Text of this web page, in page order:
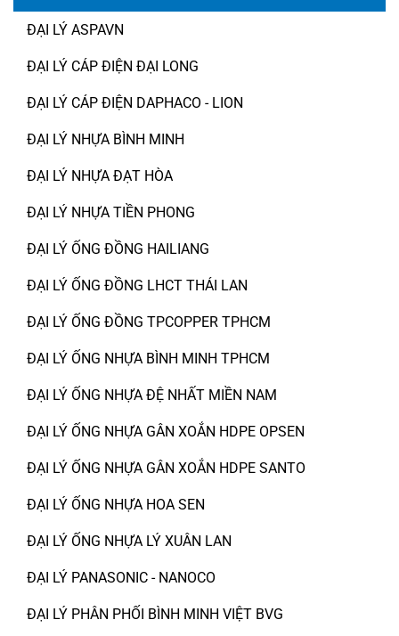
ĐẠI LÝ ASPAVN
ĐẠI LÝ CÁP ĐIỆN ĐẠI LONG
ĐẠI LÝ CÁP ĐIỆN DAPHACO - LION
ĐẠI LÝ NHỰA BÌNH MINH
ĐẠI LÝ NHỰA ĐẠT HÒA
ĐẠI LÝ NHỰA TIỀN PHONG
ĐẠI LÝ ỐNG ĐỒNG HAILIANG
ĐẠI LÝ ỐNG ĐỒNG LHCT THÁI LAN
ĐẠI LÝ ỐNG ĐỒNG TPCOPPER TPHCM
ĐẠI LÝ ỐNG NHỰA BÌNH MINH TPHCM
ĐẠI LÝ ỐNG NHỰA ĐỆ NHẤT MIỀN NAM
ĐẠI LÝ ỐNG NHỰA GÂN XOẮN HDPE OPSEN
ĐẠI LÝ ỐNG NHỰA GÂN XOẮN HDPE SANTO
ĐẠI LÝ ỐNG NHỰA HOA SEN
ĐẠI LÝ ỐNG NHỰA LÝ XUÂN LAN
ĐẠI LÝ PANASONIC - NANOCO
ĐẠI LÝ PHÂN PHỐI BÌNH MINH VIỆT BVG